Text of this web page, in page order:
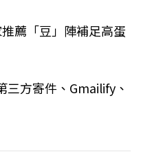
薦「豆」陣補足高蛋
三方寄件、Gmailify、